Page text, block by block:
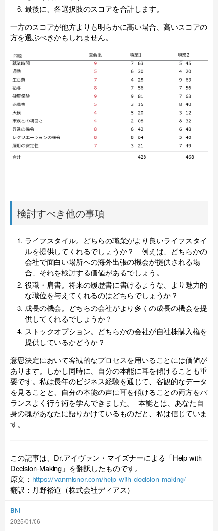
最後に、各選択肢のスコアを合計します。
一方のスコアが他方よりも明らかに高い場合、高いスコアの
方を選ぶべきかもしれません。
検討すべき他の事項
ライフスタイル。どちらの職業がより良いライフスタイ
ルを提供してくれるでしょうか？ 例えば、どちらかの
会社で面白い場所への海外出張の機会が提供される場
合、それを検討する価値があるでしょう。
役職・肩書。将来の履歴書に書けるような、より魅力的
な職位を与えてくれるのはどちらでしょうか？
成長の機会。どちらの会社がより多くの成長の機会を提
供してくれるでしょうか？
ストックオプション。どちらかの会社が自社株購入権を
提供しているかどうか？
意思決定において客観的なプロセスを用いることには価値が
あります。しかし同時に、自分の本能に耳を傾けることも重
要です。私は長年のビジネス経験を通じて、客観的なデータ
を見ることと、自分の本能の声に耳を傾けることの両方をバ
ランスよく行う術を学んできました。 本能とは、あなた自
身の魂があなたに語りかけているものだと、私は信じていま
す。
この記事は、Dr.アイヴァン・マイズナーによる「Help with
Decision-Making」を翻訳したものです。
原文： https://ivanmisner.com/help-with-decision-making/
翻訳：丹野裕道（株式会社ディアス）
BNI
2025/01/06